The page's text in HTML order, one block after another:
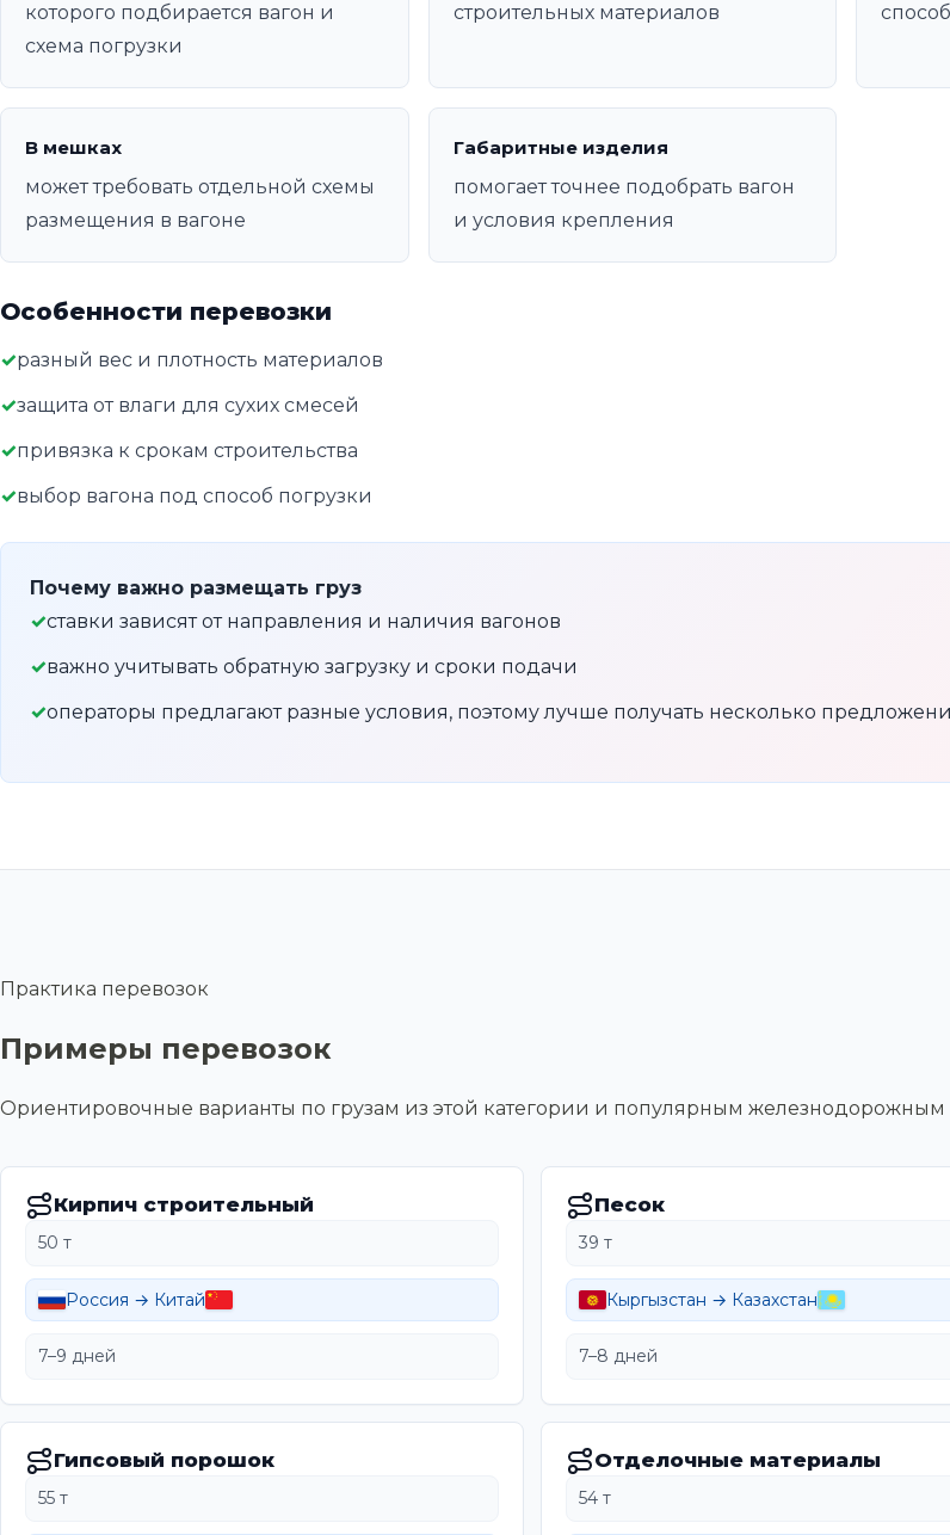
которого подбирается вагон и
схема погрузки
строительных материалов
В мешках
может требовать отдельной схемы
размещения в вагоне
Габаритные изделия
помогает точнее подобрать вагон
и условия крепления
Особенности перевозки
разный вес и плотность материалов
защита от влаги для сухих смесей
привязка к срокам строительства
выбор вагона под способ погрузки
Почему важно размещать груз
ставки зависят от направления и наличия вагонов
важно учитывать обратную загрузку и сроки подачи
операторы предлагают разные условия, поэтому лучше получать несколько
Практика перевозок
Примеры перевозок
Ориентировочные варианты по грузам из этой категории и популярным
Кирпич строительный
50 т
Россия → Китай
7–9 дней
Песок
39 т
Кыргызстан → Казахстан
7–8 дней
Гипсовый порошок
55 т
Отделочные материалы
54 т